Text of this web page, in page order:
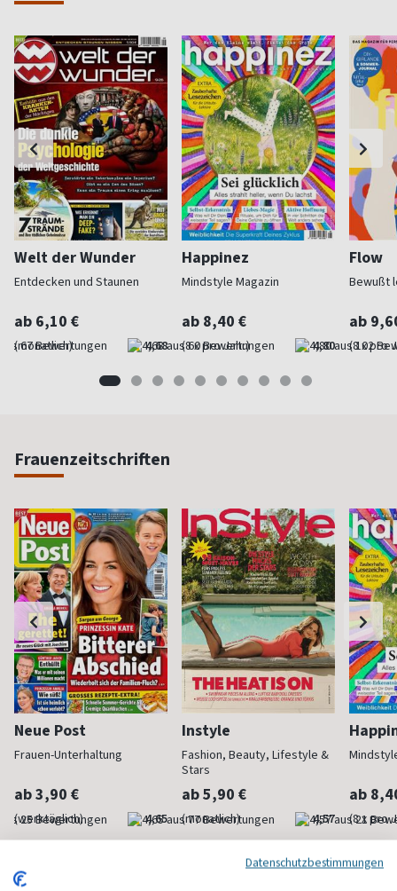
Welt der Wunder
Entdecken und Staunen
ab 6,10 €
(monatlich) 4,68
Happinez
Mindstyle Magazin
ab 8,40 €
(8 x pro Jahr) 4,80
Flow
Bewußt
ab
(8 x pro
Frauenzeitschriften
Neue Post
Frauen-Unterhaltung
ab 3,90 €
(werktäglich) 4,65
Instyle
Fashion, Beauty, Lifestyle &
Stars
ab 5,90 €
(monatlich) 4,57
ab
(8 x pro
Datenschutzbestimmungen